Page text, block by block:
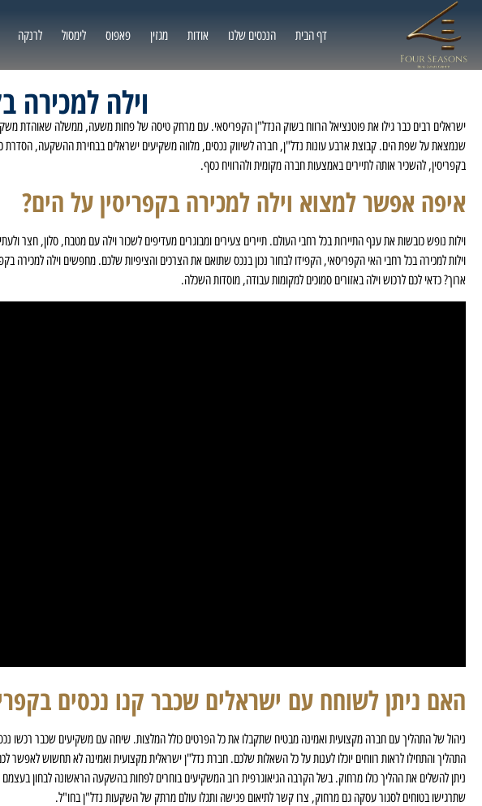
דף הבית הנכסים שלנו אודות מגזין פאפוס לימסול לרנקה
וילה למכירה
ישראלים רבים כבר גילו את פוטנציאל הרווח בשוק הנדל"ן הקפריסאי. עם מרחק טיסה של פחות משעה, ממשלה שאוהדת
שנמצאת על שפת הים. קבוצת ארבע עונות נדל"ן, חברה לשיווק נכסים, מלווה משקיעים ישראלים בבחירת ההשקעה, הסדרת
בקפריסין, להשכיר אותה לתיירים באמצעות חברה מקומית ולהרוויח כסף.
איפה אפשר למצוא וילה למכירה בקפריסין על הים?
וילות נופש כובשות את ענף התיירות בכל רחבי העולם. תיירים צעירים ומבוגרים מעדיפים לשכור וילה עם מטבח, סלון, חצר
וילות למכירה בכל רחבי האי הקפריסאי, הקפידו לבחור נכון בנכס שתואם את הצרכים והציפיות שלכם. מחפשים וילה למכירה
ארוך? כדאי לכם לרכוש וילה באזורים סמוכים למקומות עבודה, מוסדות השכלה.
האם ניתן לשוחח עם ישראלים שכבר קנו נכסים
ניהול של התהליך עם חברה מקצועית ואמינה מבטיח שתקבלו את כל הפרטים כולל המלצות. שיחה עם משקיעים שכבר רכשו
התהליך והתחילו לראות רווחים יוכלו לענות על כל השאלות שלכם. חברת נדל"ן ישראלית מקצועית ואמינה לא תחשוש
ניתן להשלים את ההליך כולו מרחוק. בשל הקרבה הגיאוגרפית רוב המשקיעים בוחרים לפחות בהשקעה הראשונה לבחון
שתרגישו בטוחים לסגור עסקה גם מרחוק, צרו קשר לתיאום פגישה ותגלו עולם מרתק של השקעות נדל"ן בחו"ל.